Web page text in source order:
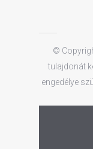
©
tulajdonát
engedélye